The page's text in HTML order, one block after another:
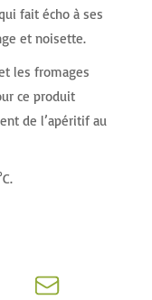
fait écho à ses
et noisette.
les fromages
ce produit
de l’apéritif au